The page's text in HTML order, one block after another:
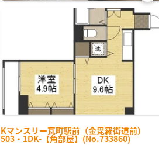
Kマンスリー瓦町駅前（金毘羅街道前）
503・1DK-【角部屋】(No.733860)
お気
に入
録